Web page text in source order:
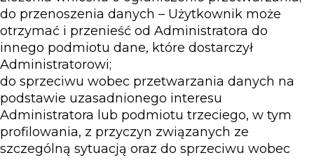
do przenoszenia danych – Użytkownik może
otrzymać i przenieść od Administratora do
innego podmiotu dane, które dostarczył
Administratorowi;
do sprzeciwu wobec przetwarzania danych na
podstawie uzasadnionego interesu
Administratora lub podmiotu trzeciego, w tym
profilowania, z przyczyn związanych ze
szczególną sytuacją oraz do sprzeciwu wobec